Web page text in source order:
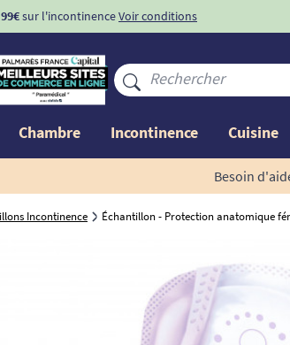
99€sur l'incontinenceVoir conditions
Chambre Incontinence Cuisine
Besoin
Incontinence Échantillon - Protection anatomique